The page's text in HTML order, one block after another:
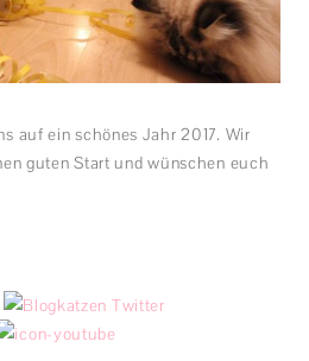
auf ein schönes Jahr 2017. Wir
guten Start und wünschen euch